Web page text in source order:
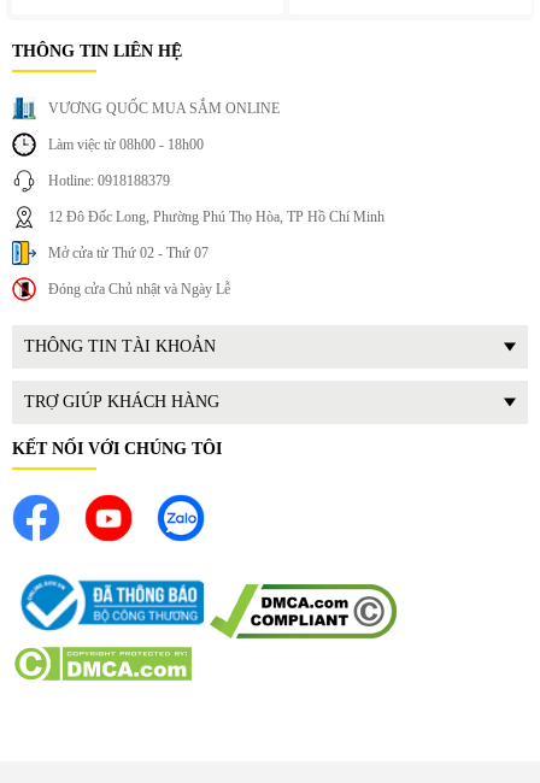
THÔNG TIN LIÊN HỆ
VƯƠNG QUỐC MUA SẮM ONLINE
Làm việc từ 08h00 - 18h00
Hotline: 0918188379
12 Đô Đốc Long, Phường Phú Thọ Hòa, TP Hồ Chí Minh
Mở cửa từ Thứ 02 - Thứ 07
Đóng cửa Chủ nhật và Ngày Lễ
THÔNG TIN TÀI KHOẢN
TRỢ GIÚP KHÁCH HÀNG
KẾT NỐI VỚI CHÚNG TÔI